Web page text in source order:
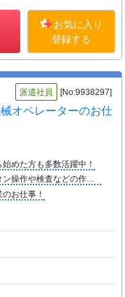
お気に入り
登録する
派遣社員 [No:9938297]
オペレーターのお仕
始めた方も多数活躍中！
・簡単なボタン操作や検査などの作業！
のお仕事！